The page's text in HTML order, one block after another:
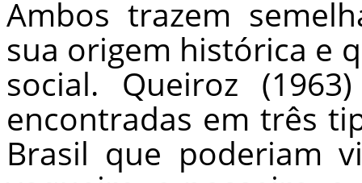
Ambos trazem
sua origem histórica e
social. Queiroz
encontradas em três
Brasil que poderiam